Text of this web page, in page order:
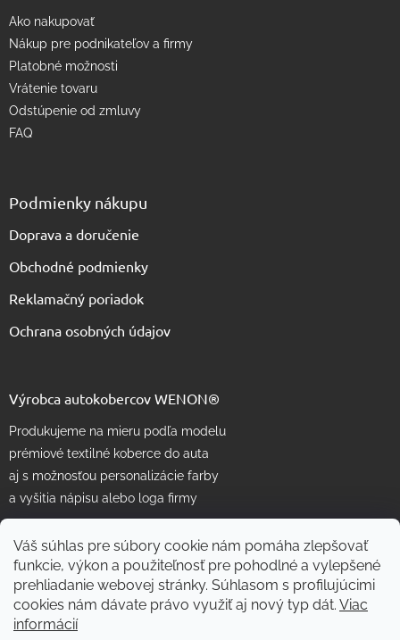
Váš súhlas pre súbory cookie nám pomáha zlepšovať
funkcie, výkon a použiteľnosť pre pohodlné a vylepšené
prehliadanie webovej stránky. Súhlasom s profilujúcimi
cookies nám dávate právo využiť aj nový typ dát. Viac
informácií
Ako nakupovať
Nákup pre podnikateľov a firmy
Platobné možnosti
Vrátenie tovaru
Odstúpenie od zmluvy
FAQ
Podmienky nákupu
Doprava a doručenie
Obchodné podmienky
Reklamačný poriadok
Ochrana osobných údajov
Výrobca autokobercov WENON®
Produkujeme na mieru podľa modelu
prémiové textilné koberce do auta
aj s možnosťou personalizácie farby
a vyšitia nápisu alebo loga firmy